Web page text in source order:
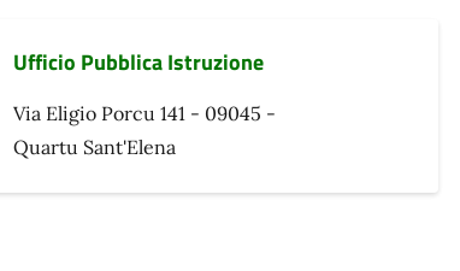
Ufficio Pubblica Istruzione
Via Eligio Porcu 141 - 09045 -
Quartu Sant'Elena